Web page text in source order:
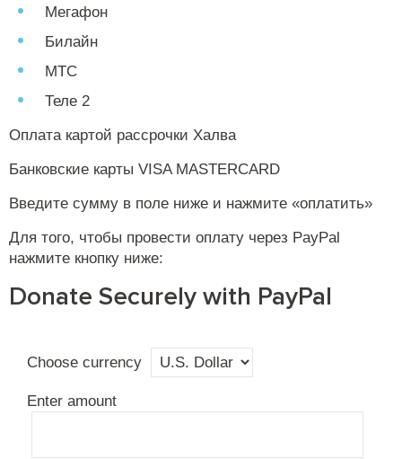
Мегафон
Билайн
МТС
Теле 2
Оплата картой рассрочки Халва
Банковские карты VISA MASTERCARD
Введите сумму в поле ниже и нажмите «оплатить»
Для того, чтобы провести оплату через PayPal
нажмите кнопку ниже:
Donate Securely with PayPal
Choose currency
Enter amount